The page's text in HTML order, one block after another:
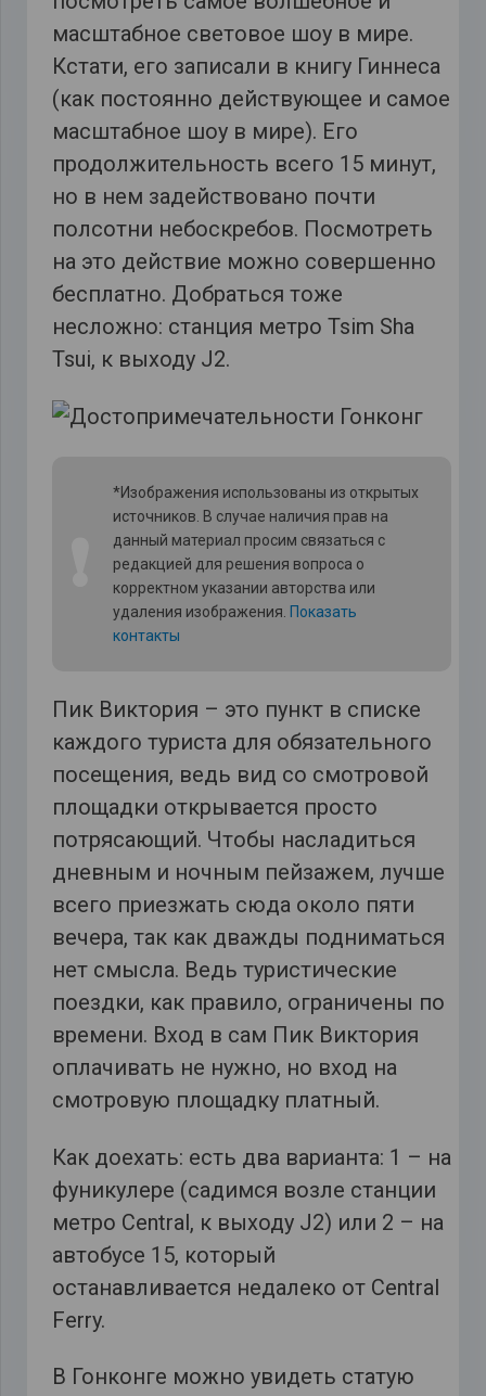
масштабное световое шоу в мире.
Кстати, его записали в книгу Гиннеса
(как постоянно действующее и самое
масштабное шоу в мире). Его
продолжительность всего 15 минут,
но в нем задействовано почти
полсотни небоскребов. Посмотреть
на это действие можно совершенно
бесплатно. Добраться тоже
несложно: станция метро Tsim Sha
Tsui, к выходу J2.
*Изображения использованы из открытых
источников. В случае наличия прав на
данный материал просим связаться с
редакцией для решения вопроса о
корректном указании авторства или
удаления изображения. Показать
контакты
Пик Виктория – это пункт в списке
каждого туриста для обязательного
посещения, ведь вид со смотровой
площадки открывается просто
потрясающий. Чтобы насладиться
дневным и ночным пейзажем, лучше
всего приезжать сюда около пяти
вечера, так как дважды подниматься
нет смысла. Ведь туристические
поездки, как правило, ограничены по
времени. Вход в сам Пик Виктория
оплачивать не нужно, но вход на
смотровую площадку платный.
Как доехать: есть два варианта: 1 – на
фуникулере (садимся возле станции
метро Central, к выходу J2) или 2 – на
автобусе 15, который
останавливается недалеко от Central
Ferry.
В Гонконге можно увидеть статую